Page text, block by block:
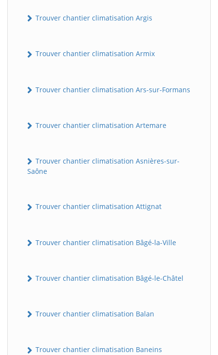
Trouver chantier climatisation Argis
Trouver chantier climatisation Armix
Trouver chantier climatisation Ars-sur-Formans
Trouver chantier climatisation Artemare
Trouver chantier climatisation Asnières-sur-
Saône
Trouver chantier climatisation Attignat
Trouver chantier climatisation Bâgé-la-Ville
Trouver chantier climatisation Bâgé-le-Châtel
Trouver chantier climatisation Balan
Trouver chantier climatisation Baneins